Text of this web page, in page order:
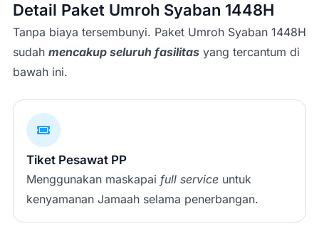
Detail Paket Umroh Syaban 1448H
Tanpa biaya tersembunyi. Paket Umroh Syaban 1448H
sudah mencakup seluruh fasilitas yang tercantum di
bawah ini.
Tiket Pesawat PP
Menggunakan maskapai full service untuk
kenyamanan Jamaah selama penerbangan.